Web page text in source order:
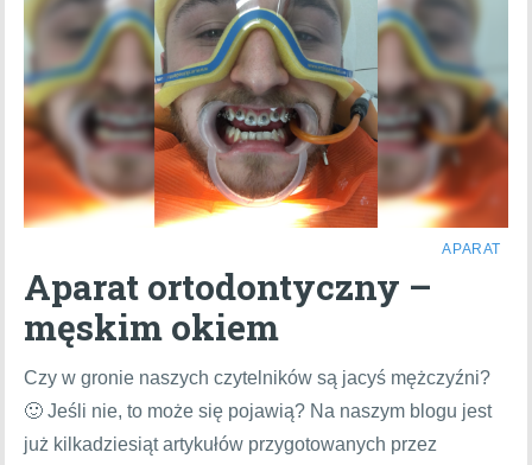
APARAT
Aparat ortodontyczny –
męskim okiem
Czy w gronie naszych czytelników są jacyś mężczyźni?
🙂 Jeśli nie, to może się pojawią? Na naszym blogu jest
już kilkadziesiąt artykułów przygotowanych przez